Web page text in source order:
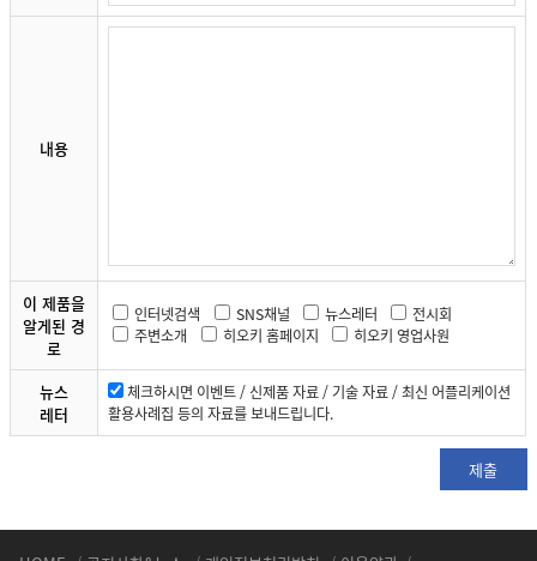
내용
이 제품을
알게된 경
로
인터넷검색 SNS채널 뉴스레터
전시회
주변소개
히오키 홈페이지 히오키 영업사원
뉴스
레터
체크하시면 이벤트 / 신제품 자료 / 기술 자료 / 최신 어플리케이션
활용사례집 등의 자료를 보내드립니다.
제출